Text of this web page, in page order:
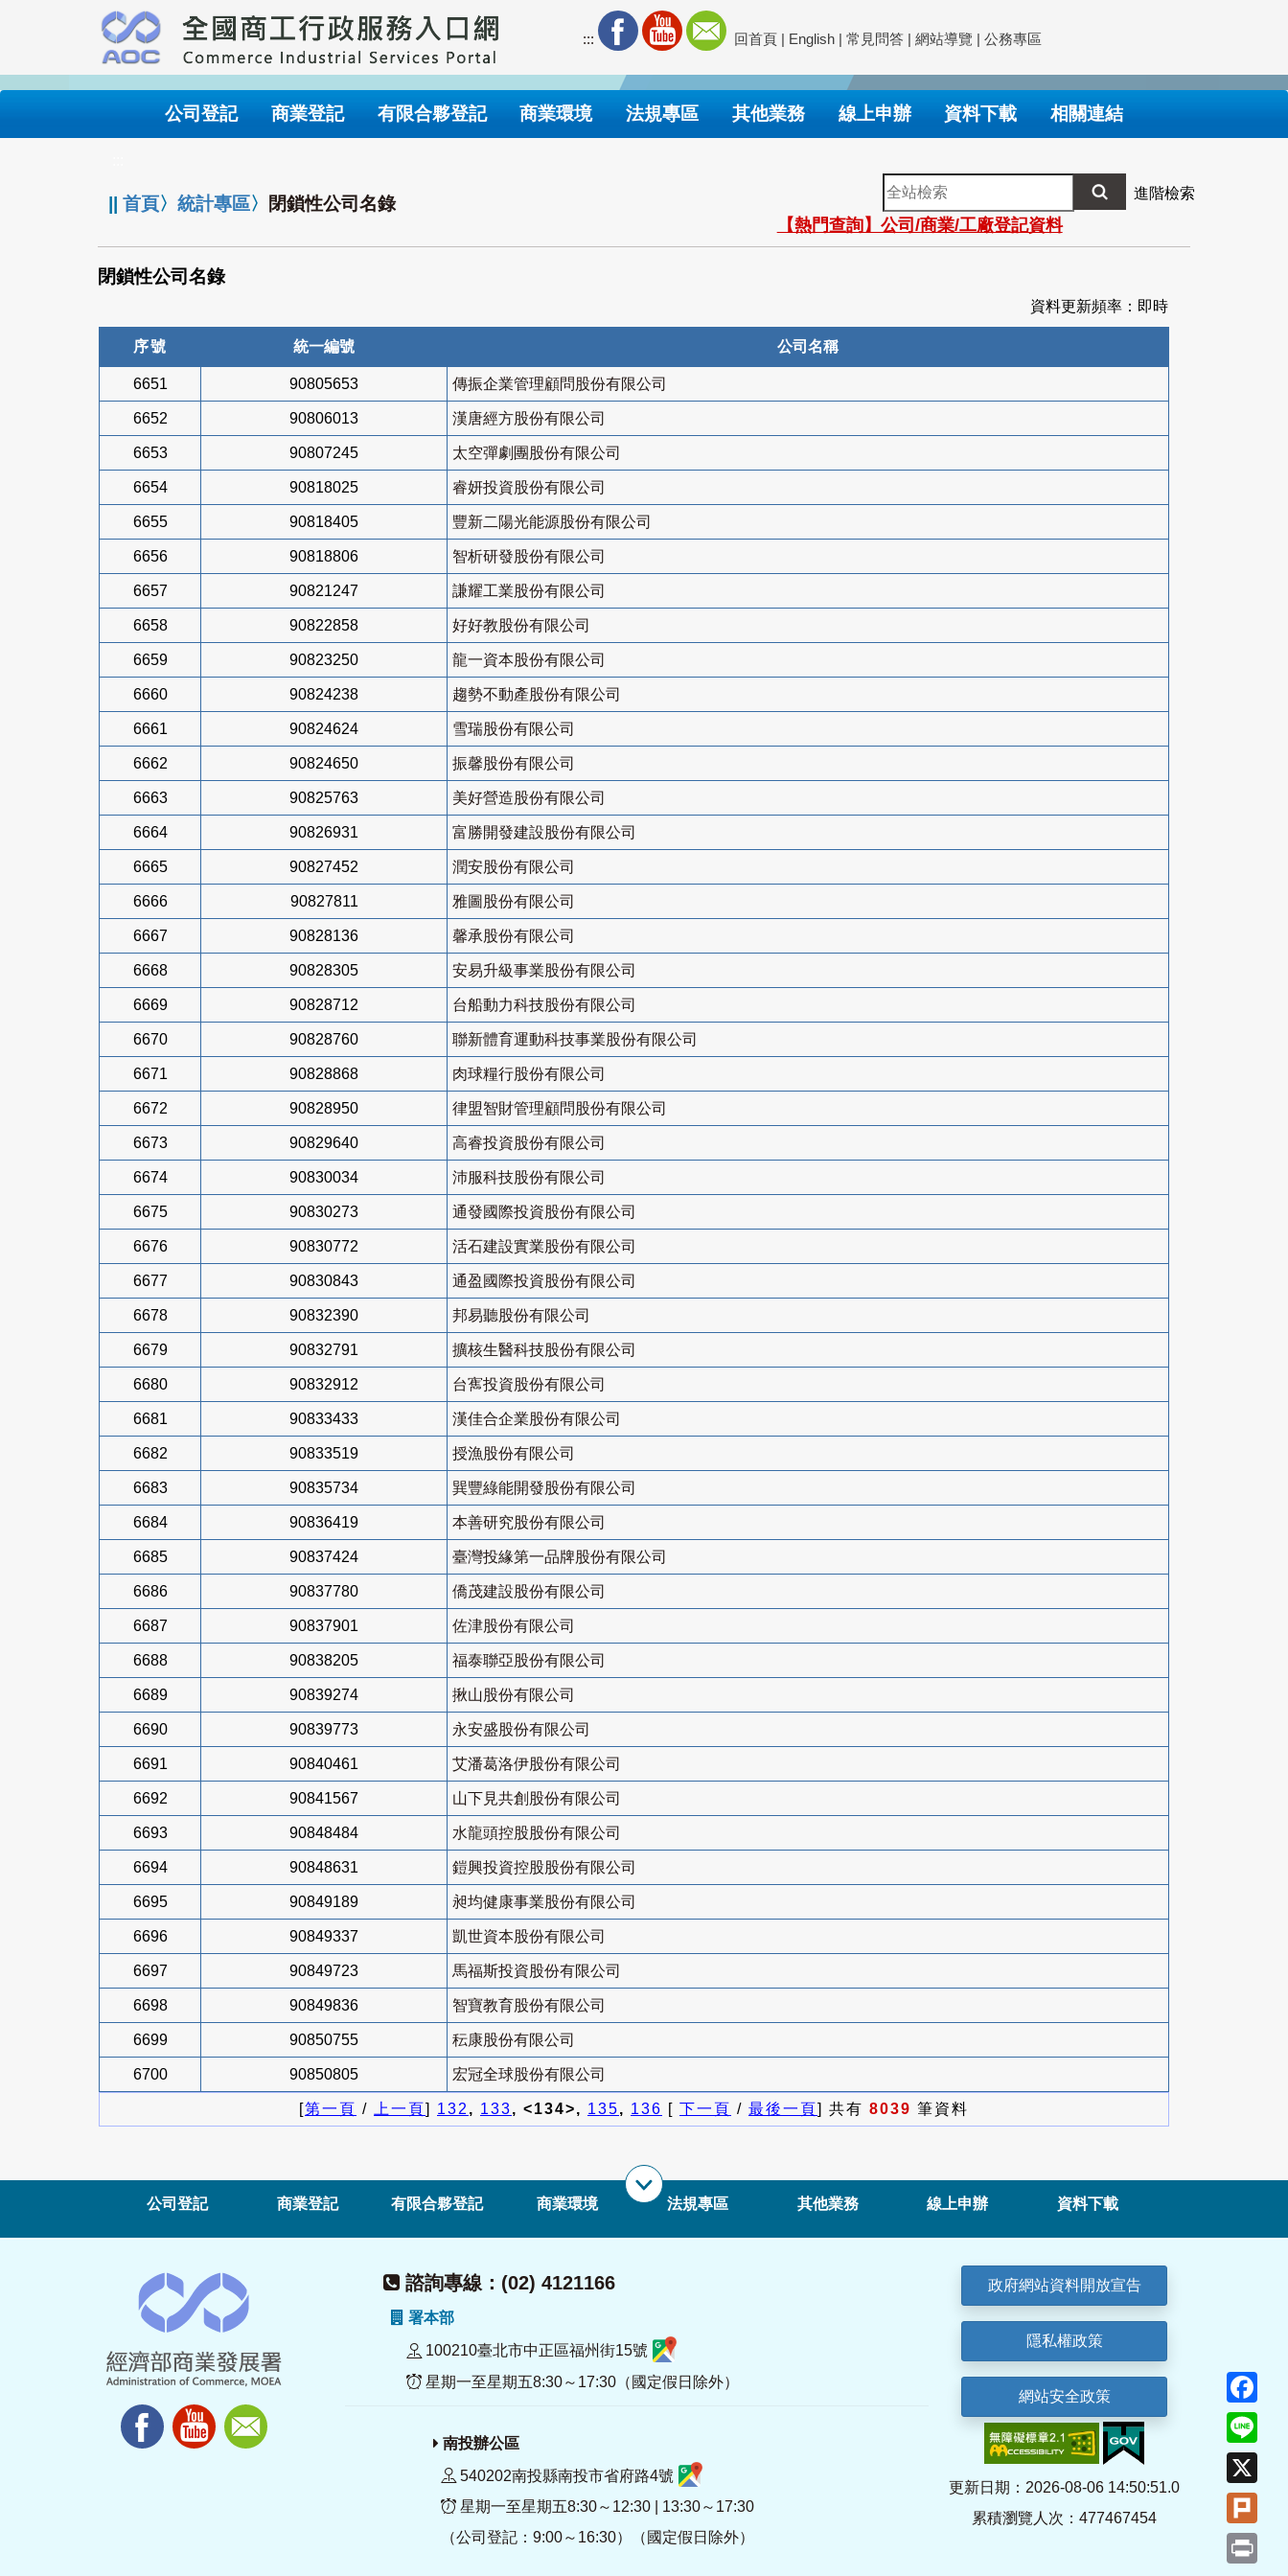
要
內
::: 回首頁 | English | 常見問答 | 網站導覽 | 公務專區
公司登記 商業登記 有限合夥登記 商業環境 法規專區 其他業務 線上申辦 資料下載 相關連結
||首頁〉統計專區〉 閉鎖性公司名錄
全
站
檢
索
進階檢索
【熱門查詢】公司/商業/工廠登記資料
閉鎖性公司名錄
資料更新頻率：即時
序號 統一編號 公司名稱
6651 90805653 傳振企業管理顧問股份有限公司
6652 90806013 漢唐經方股份有限公司
6653 90807245 太空彈劇團股份有限公司
6654 90818025 睿妍投資股份有限公司
6655 90818405 豐新二陽光能源股份有限公司
6656 90818806 智析研發股份有限公司
6657 90821247 謙耀工業股份有限公司
6658 90822858 好好教股份有限公司
6659 90823250 龍一資本股份有限公司
6660 90824238 趨勢不動產股份有限公司
6661 90824624 雪瑞股份有限公司
6662 90824650 振馨股份有限公司
6663 90825763 美好營造股份有限公司
6664 90826931 富勝開發建設股份有限公司
6665 90827452 潤安股份有限公司
6666 90827811 雅圖股份有限公司
6667 90828136 馨承股份有限公司
6668 90828305 安易升級事業股份有限公司
6669 90828712 台船動力科技股份有限公司
6670 90828760 聯新體育運動科技事業股份有限公司
6671 90828868 肉球糧行股份有限公司
6672 90828950 律盟智財管理顧問股份有限公司
6673 90829640 高睿投資股份有限公司
6674 90830034 沛服科技股份有限公司
6675 90830273 通發國際投資股份有限公司
6676 90830772 活石建設實業股份有限公司
6677 90830843 通盈國際投資股份有限公司
6678 90832390 邦易聽股份有限公司
6679 90832791 擴核生醫科技股份有限公司
6680 90832912 台寯投資股份有限公司
6681 90833433 漢佳合企業股份有限公司
6682 90833519 授漁股份有限公司
6683 90835734 巽豐綠能開發股份有限公司
6684 90836419 本善研究股份有限公司
6685 90837424 臺灣投緣第一品牌股份有限公司
6686 90837780 僑茂建設股份有限公司
6687 90837901 佐津股份有限公司
6688 90838205 福泰聯亞股份有限公司
6689 90839274 揪山股份有限公司
6690 90839773 永安盛股份有限公司
6691 90840461 艾潘葛洛伊股份有限公司
6692 90841567 山下見共創股份有限公司
6693 90848484 水龍頭控股股份有限公司
6694 90848631 鎧興投資控股股份有限公司
6695 90849189 昶均健康事業股份有限公司
6696 90849337 凱世資本股份有限公司
6697 90849723 馬福斯投資股份有限公司
6698 90849836 智寶教育股份有限公司
6699 90850755 秐康股份有限公司
6700 90850805 宏冠全球股份有限公司
[第一頁 / 上一頁] 132, 133, <134>, 135, 136 [ 下一頁 / 最後一頁] 共有 8039 筆資料
公司登記 商業登記 有限合夥登記 商業環境 法規專區 其他業務 線上申辦 資料下載
諮詢專線：(02) 4121166
署本部
100210臺北市中正區福州街15號
星期一至星期五8:30～17:30（國定假日除外）
南投辦公區
540202南投縣南投市省府路4號
星期一至星期五8:30～12:30 | 13:30～17:30
（公司登記：9:00～16:30）（國定假日除外）
政府網站資料開放宣告
隱私權政策
網站安全政策
更新日期：2026-08-06 14:50:51.0
累積瀏覽人次：477467454